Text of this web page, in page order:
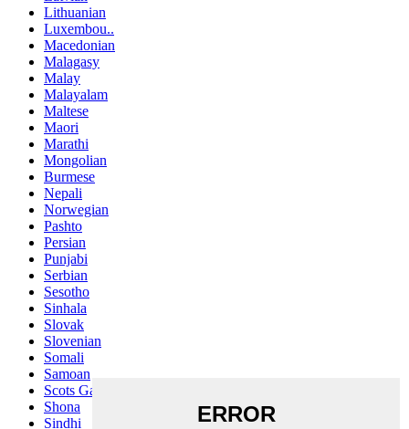
Lithuanian
Luxembou..
Macedonian
Malagasy
Malay
Malayalam
Maltese
Maori
Marathi
Mongolian
Burmese
Nepali
Norwegian
Pashto
Persian
Punjabi
Serbian
Sesotho
Sinhala
Slovak
Slovenian
Somali
Samoan
Scots Gaelic
Shona
Sindhi